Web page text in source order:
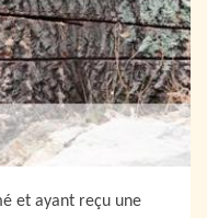
et ayant reçu une